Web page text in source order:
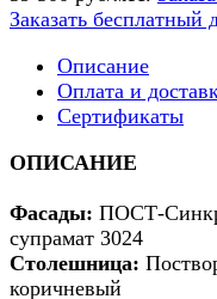
Заказать бесплатный
Описание
Оплата и
Сертификаты
ОПИСАНИЕ
Фасады: ПОСТ-
супрамат 3024
Столешница:
коричневый